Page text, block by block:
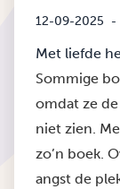
12-09-2025 -
Met liefde
Sommige
omdat ze
niet zien.
zo’n boek.
angst de